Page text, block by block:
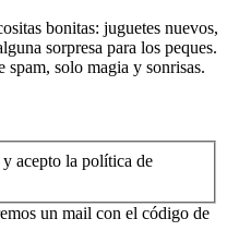
bonitas: juguetes nuevos,
sorpresa para los peques.
spam, solo magia y sonrisas.
acepto la política de
un mail con el código de